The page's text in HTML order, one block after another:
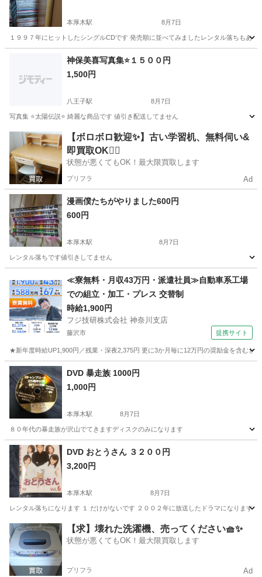
本厚木駅 8月7日
１９９７年にヒットしたシングルCDです 発売順に並べてみましたレンタル落ちもあり
本厚木駅 CD シングル
神保美喜写真集⭐️１５００円
1,500円
八王子駅 8月7日
写真集 ⭐️太陽伝説⭐️ 綺麗な商品です 値引き配送してません
神奈川 厚木市 八王子駅 写真集 商品
【ボロボロ歓迎✨】古い学習机、無料伺い&
即買取OK🙆‍♀️
状態が悪くてもOK！最大限買取します
プリフラ Ad
漫画僕たちがやりました600円
600円
本厚木駅 8月7日
レンタル落ちです値引きしてません
本厚木駅 本/CD/DVD 僕たちがやりました
≪寮無料・月収43万円・派遣社員≫自動車系工場
での組立・加工・プレス 交替制
時給1,900円
フジ技研株式会社 神奈川支店
藤沢市 提携サイト
★新年度時給UP1,900円／残業・深夜2,375円 更に3か月毎に12万円の奨励金を含む
神奈川 藤沢市 その他
DVD 暴走族 1000円
1,000円
本厚木駅 8月7日
８０年代の暴走族が沢山でてきますディスクのみになります
神奈川 厚木市 本厚木駅 DVD/ブルーレイ
DVD おとうさん ３２００円
3,200円
本厚木駅 8月7日
レンタル落ちになります １ だけがないです ２００２年に放送したドラマになります
神奈川 厚木市 本厚木駅 DVD/ブルーレイ DVD
【求】壊れた洗濯機、売ってください🧺✨
状態が悪くてもOK！最大限買取します
プリフラ Ad